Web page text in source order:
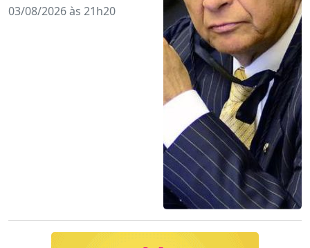
03/08/2026 às 21h20